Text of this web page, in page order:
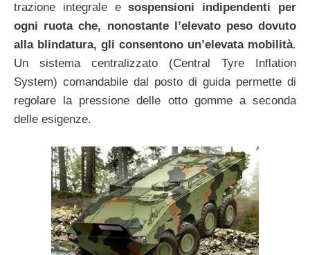
trazione integrale esospensioni indipendenti per
ogni ruota che, nonostante l’elevato peso dovuto
alla blindatura, gli consentono un’elevata mobilità.
Un sistema centralizzato (Central Tyre Inflation
System) comandabile dal posto di guida permette di
regolare la pressione delle otto gomme a seconda
delle esigenze.